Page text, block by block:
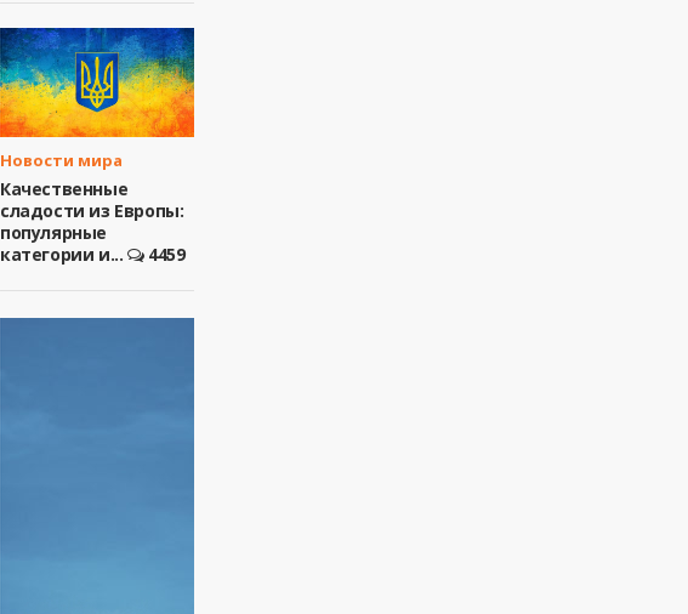
Новости мира
Качественные
сладости из Европы:
популярные
категории и...
4459